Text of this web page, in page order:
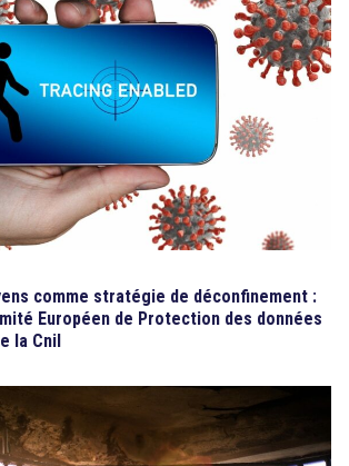
comme stratégie de déconfinement :
Européen de Protection des données
la Cnil